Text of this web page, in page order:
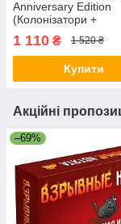
Anniversary Edition
(Колонізатори +
розширення 5-6 +
Майстри) + правила
УКРАЇНСЬКОЮ
1 110 ₴ 1 520 ₴
Купити
Акційні
–69%